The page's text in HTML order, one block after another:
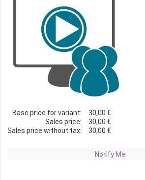
Base price for variant:
30,00 €
Sales price:
30,00 €
Sales price without tax:
30,00 €
Notify Me